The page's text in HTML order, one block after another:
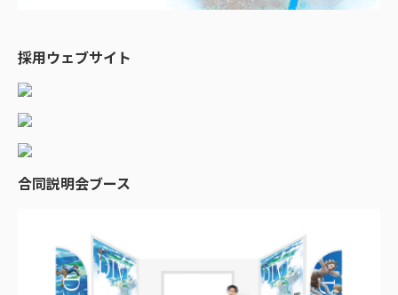
採用ウェブサイト
合同説明会ブース